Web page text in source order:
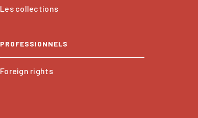
Les collections
PROFESSIONNELS
Foreign rights